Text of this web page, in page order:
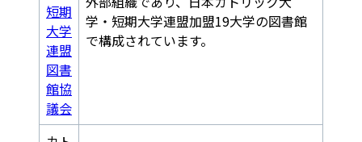
短期
大学
連盟
図書
館協
議会
学・短期大学連盟加盟19大学の図書館
で構成されています。